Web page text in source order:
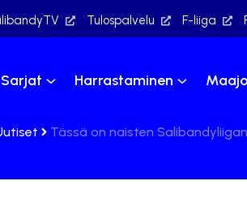
Tulospalvelu F-liiga
Sarjat Harrastaminen
Tässä on naisten